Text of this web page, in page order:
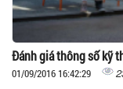
Đánh giá thông số kỹ
01/09/2016 16:42:29